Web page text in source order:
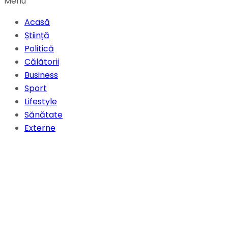
Acasă
Știință
Politică
Călătorii
Business
Sport
Lifestyle
Sănătate
Externe